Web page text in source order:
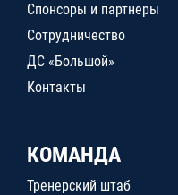
Спонсоры и партнеры
Сотрудничество
ДС «Большой»
Контакты
КОМАНДА
Тренерский штаб